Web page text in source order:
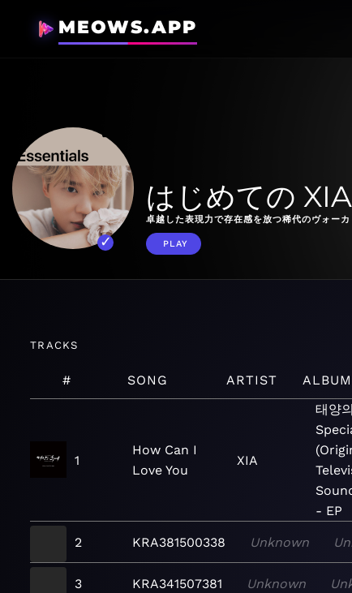
MEOWS.APP
はじめての
卓越した表現力で存在感を放つ稀代のヴォー
PLAY
TRACKS
# SONG ARTIST ALBUM
1
How Can I
Love You
XIA
태양
- EP
2 KRA381500338 Unknown
3 KRA341507381 Unknown